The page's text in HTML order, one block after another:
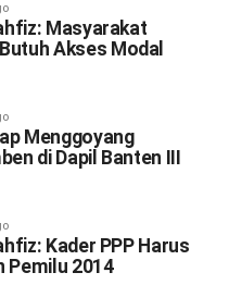
Masyarakat
Akses Modal
Menggoyang
di Dapil Banten III
Kader PPP Harus
Pemilu 2014